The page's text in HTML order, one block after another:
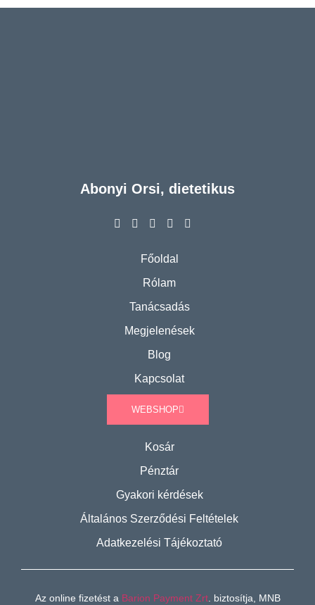
Abonyi Orsi, dietetikus
Főoldal
Rólam
Tanácsadás
Megjelenések
Blog
Kapcsolat
WEBSHOP
Kosár
Pénztár
Gyakori kérdések
Általános Szerződési Feltételek
Adatkezelési Tájékoztató
Az online fizetést a Barion Payment Zrt. biztosítja, MNB